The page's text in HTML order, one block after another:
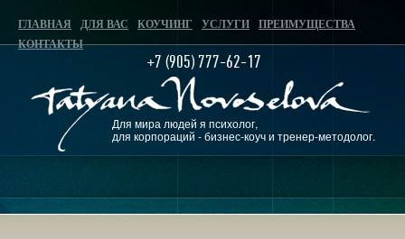
ГЛАВНАЯ ДЛЯ ВАС КОУЧИНГ УСЛУГИ
ПРЕИМУЩЕСТВА
КОНТАКТЫ
Для мира людей я психолог,
для корпораций - бизнес-коуч и тренер-методолог.
+7 (905) 777-62-17